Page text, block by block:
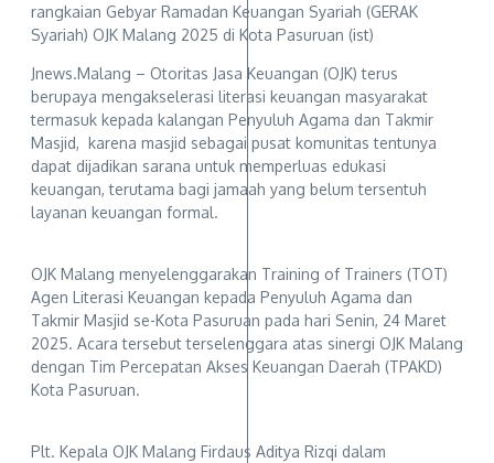
rangkaian Gebyar Ramadan Keuangan Syariah (GERAK
Syariah) OJK Malang 2025 di Kota Pasuruan (ist)
Jnews.Malang – Otoritas Jasa Keuangan (OJK) terus
berupaya mengakselerasi literasi keuangan masyarakat
termasuk kepada kalangan Penyuluh Agama dan Takmir
Masjid, karena masjid sebagai pusat komunitas tentunya
dapat dijadikan sarana untuk memperluas edukasi
keuangan, terutama bagi jamaah yang belum tersentuh
layanan keuangan formal.
OJK Malang menyelenggarakan Training of Trainers (TOT)
Agen Literasi Keuangan kepada Penyuluh Agama dan
Takmir Masjid se-Kota Pasuruan pada hari Senin, 24 Maret
2025. Acara tersebut terselenggara atas sinergi OJK Malang
dengan Tim Percepatan Akses Keuangan Daerah (TPAKD)
Kota Pasuruan.
Plt. Kepala OJK Malang Firdaus Aditya Rizqi dalam